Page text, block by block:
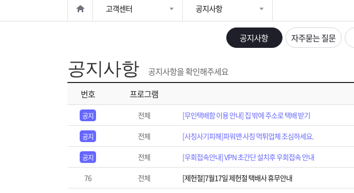
고객센터 공지사항
공지사항 자주묻는 질문
공지사항
공지사항을 확인해주세요
번호
프로그램
공지 전체 [무인택배함 이용 안내] 집 밖에 주소로 택배 받기
공지 전체 [사칭사기피해]파워맨 사칭 먹튀업체 조심하세요.
공지 전체 [우회접속안내] VPN 초간단 설치후 우회접속 안내
76 전체 [제헌절]7월17일 제헌절 택배사 휴무안내